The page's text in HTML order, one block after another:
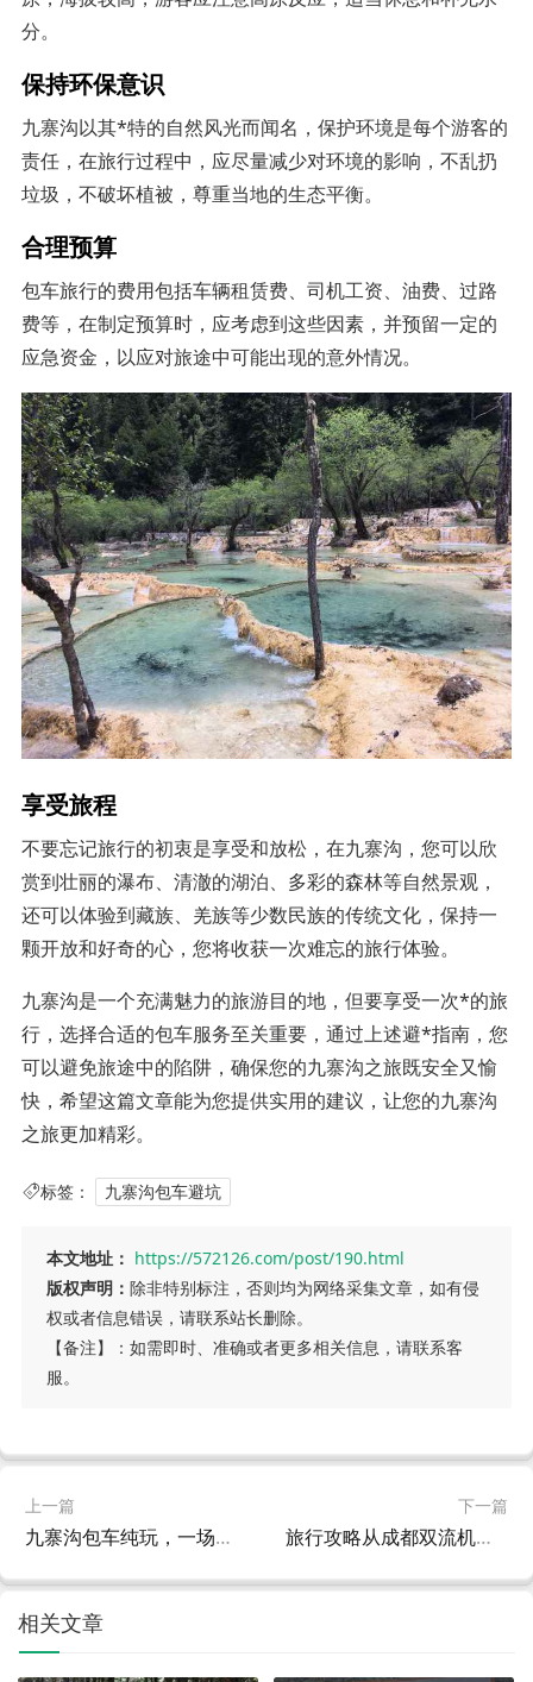
分。
保持环保意识
九寨沟以其*特的自然风光而闻名，保护环境是每个游客的
责任，在旅行过程中，应尽量减少对环境的影响，不乱扔
垃圾，不破坏植被，尊重当地的生态平衡。
合理预算
包车旅行的费用包括车辆租赁费、司机工资、油费、过路
费等，在制定预算时，应考虑到这些因素，并预留一定的
应急资金，以应对旅途中可能出现的意外情况。
享受旅程
不要忘记旅行的初衷是享受和放松，在九寨沟，您可以欣
赏到壮丽的瀑布、清澈的湖泊、多彩的森林等自然景观，
还可以体验到藏族、羌族等少数民族的传统文化，保持一
颗开放和好奇的心，您将收获一次难忘的旅行体验。
九寨沟是一个充满魅力的旅游目的地，但要享受一次*的旅
行，选择合适的包车服务至关重要，通过上述避*指南，您
可以避免旅途中的陷阱，确保您的九寨沟之旅既安全又愉
快，希望这篇文章能为您提供实用的建议，让您的九寨沟
之旅更加精彩。
标签： 九寨沟包车避坑
本文地址： https://572126.com/post/190.html
版权声明： 除非特别标注，否则均为网络采集文章，如有侵
权或者信息错误，请联系站长删除。
【备注】：如需即时、准确或者更多相关信息，请联系客
服。
上一篇
九寨沟包车纯玩，一场深入自然的旅行体验
下一篇
旅行攻略从成都双流机场出发，包车前往九寨沟的*之旅
相关文章